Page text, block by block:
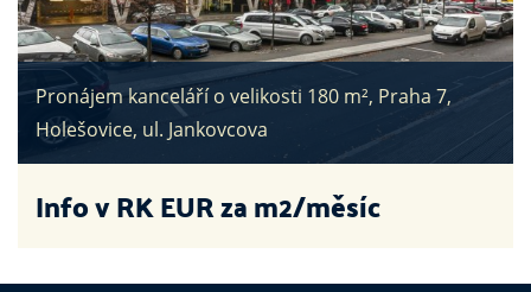
Pronájem kanceláří o velikosti 180 m², Praha 7,
Holešovice, ul. Jankovcova
Info v RKEUR za m2/měsíc